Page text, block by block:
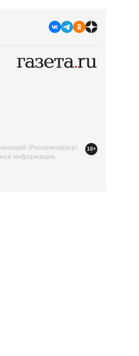
(Роскомнадзор)
информации.
18+